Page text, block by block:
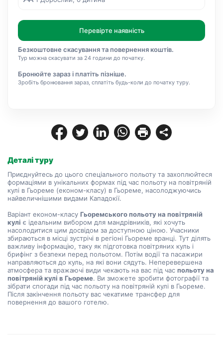
Деталі туру
Приєднуйтесь до цього спеціального польоту та захоплюйтеся
формаціями в унікальних формах під час польоту на повітряній
кулі в Гьореме (економ-класу) в Гьореме, насолоджуючись
найвеличнішими видами Кападокії.
Варіант економ-класу Гьоремського польоту на повітряній
кулі є ідеальним вибором для мандрівників, які хочуть
насолодитися цим досвідом за доступною ціною. Учасники
збираються в місці зустрічі в регіоні Гьореме вранці. Тут ділять
важливу інформацію, таку як підготовка повітряних куль і
брифінг з безпеки перед польотом. Потім водії та пасажири
направляються до куль, на які вони сядуть. Неперевершена
атмосфера та вражаючі види чекають на вас під час польоту на
повітряній кулі в Гьореме. Ви зможете зробити фотографії та
зібрати спогади під час польоту на повітряній кулі в Гьореме.
Після закінчення польоту вас чекатиме трансфер для
повернення до вашого готелю.
Перевірте наявність
Безкоштовне скасування та повернення коштів.
Тур можна скасувати за 24 години до початку.
Бронюйте зараз і платіть пізніше.
Зробіть бронювання зараз, сплатіть будь-коли до початку туру.